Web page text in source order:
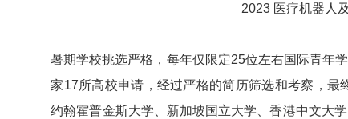
2023 医疗机器人
暑期学校挑选严格，每年仅限定25位左右国际青年
家17所高校申请，经过严格的简历筛选和考察，最
约翰霍普金斯大学、新加坡国立大学、香港中文大